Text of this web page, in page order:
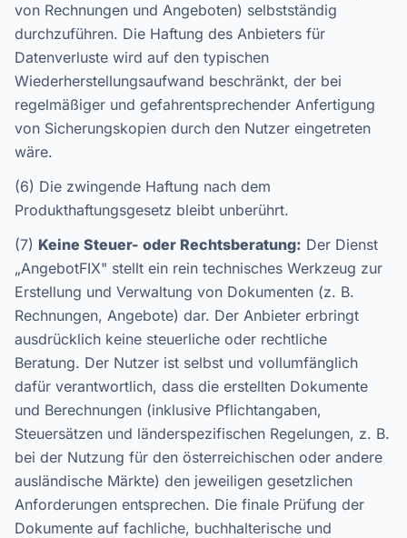
von Rechnungen und Angeboten) selbstständig
durchzuführen. Die Haftung des Anbieters für
Datenverluste wird auf den typischen
Wiederherstellungsaufwand beschränkt, der bei
regelmäßiger und gefahrentsprechender Anfertigung
von Sicherungskopien durch den Nutzer eingetreten
wäre.
(6) Die zwingende Haftung nach dem
Produkthaftungsgesetz bleibt unberührt.
(7) Keine Steuer- oder Rechtsberatung: Der Dienst
„AngebotFIX" stellt ein rein technisches Werkzeug zur
Erstellung und Verwaltung von Dokumenten (z. B.
Rechnungen, Angebote) dar. Der Anbieter erbringt
ausdrücklich keine steuerliche oder rechtliche
Beratung. Der Nutzer ist selbst und vollumfänglich
dafür verantwortlich, dass die erstellten Dokumente
und Berechnungen (inklusive Pflichtangaben,
Steuersätzen und länderspezifischen Regelungen, z. B.
bei der Nutzung für den österreichischen oder andere
ausländische Märkte) den jeweiligen gesetzlichen
Anforderungen entsprechen. Die finale Prüfung der
Dokumente auf fachliche, buchhalterische und